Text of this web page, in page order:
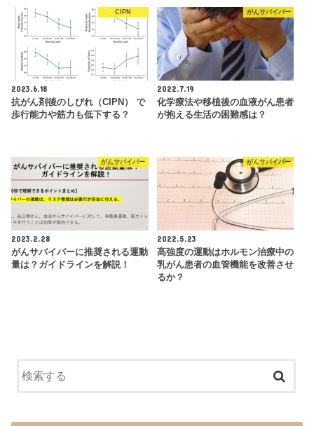
CIPN
2023.6.18
抗がん剤後のしびれ（CIPN） で
歩行能力や筋力も低下する？
がんサバイバー
2022.7.19
化学療法や移植後の血液がん患者
が抱える生活の困難感は？
がんサバイバー
2023.2.28
がんサバイバーに推奨される運動
量は？ガイドラインを解説！
がんサバイバー
2022.5.23
高強度の運動はホルモン治療中の
乳がん患者の血管機能を改善させ
るか？